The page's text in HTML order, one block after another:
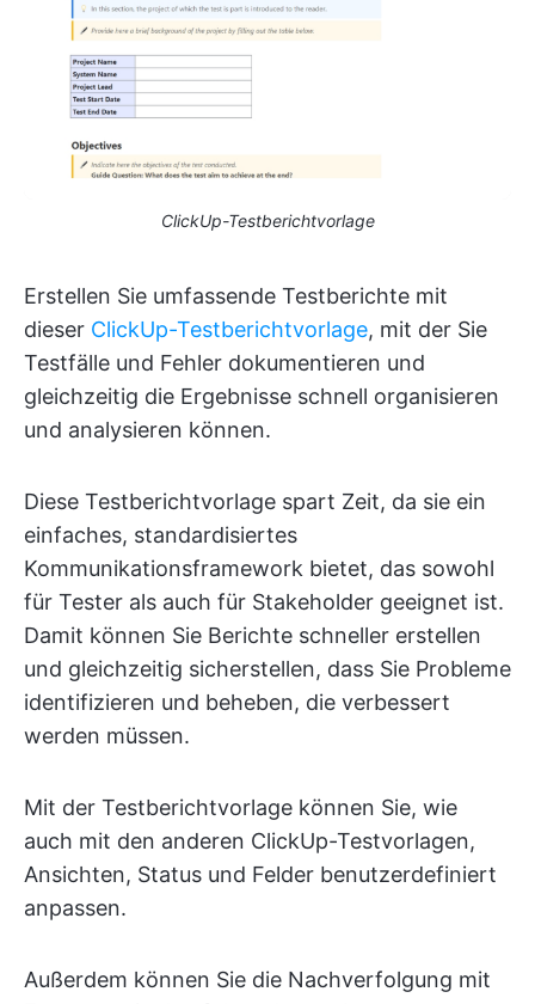
ClickUp-Testberichtvorlage
Erstellen Sie umfassende Testberichte mit
dieser ClickUp-Testberichtvorlage, mit der Sie
Testfälle und Fehler dokumentieren und
gleichzeitig die Ergebnisse schnell organisieren
und analysieren können.
Diese Testberichtvorlage spart Zeit, da sie ein
einfaches, standardisiertes
Kommunikationsframework bietet, das sowohl
für Tester als auch für Stakeholder geeignet ist.
Damit können Sie Berichte schneller erstellen
und gleichzeitig sicherstellen, dass Sie Probleme
identifizieren und beheben, die verbessert
werden müssen.
Mit der Testberichtvorlage können Sie, wie
auch mit den anderen ClickUp-Testvorlagen,
Ansichten, Status und Felder benutzerdefiniert
anpassen.
Außerdem können Sie die Nachverfolgung mit